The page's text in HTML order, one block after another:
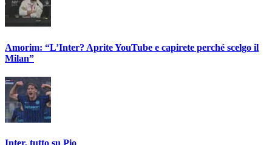
Amorim: “L’Inter? Aprite YouTube e capirete perché scelgo il
Milan”